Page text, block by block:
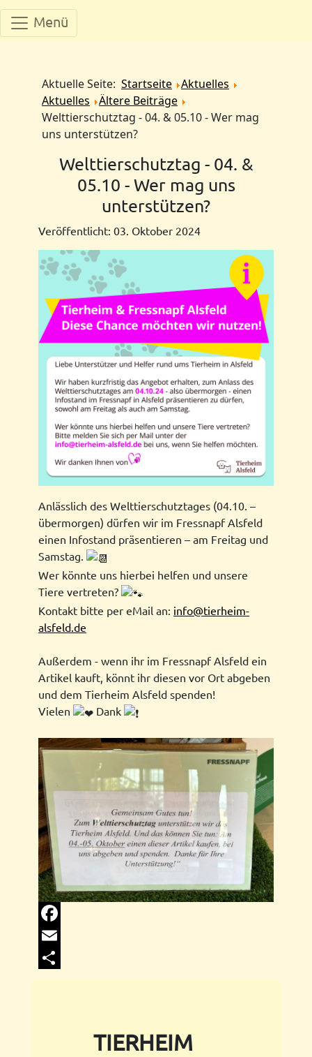
Menü
Aktuelle Seite: Startseite Aktuelles
Aktuelles
Ältere Beiträge
Welttierschutztag - 04. & 05.10 - Wer mag
uns unterstützen?
Welttierschutztag - 04. &
05.10 - Wer mag uns
unterstützen?
Veröffentlicht: 03. Oktober 2024
Anlässlich des Welttierschutztages (04.10. –
übermorgen) dürfen wir im Fressnapf Alsfeld
einen Infostand präsentieren – am Freitag und
Samstag.
Wer könnte uns hierbei helfen und unsere
Tiere vertreten?
Kontakt bitte per eMail an: info@tierheim-
alsfeld.de
Außerdem - wenn ihr im Fressnapf Alsfeld ein
Artikel kauft, könnt ihr diesen vor Ort abgeben
und dem Tierheim Alsfeld spenden!
Vielen
Dank
Facebook
Email
TIERHEIM